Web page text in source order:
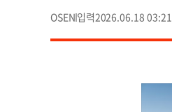
OSEN 2026.06.18 03:21